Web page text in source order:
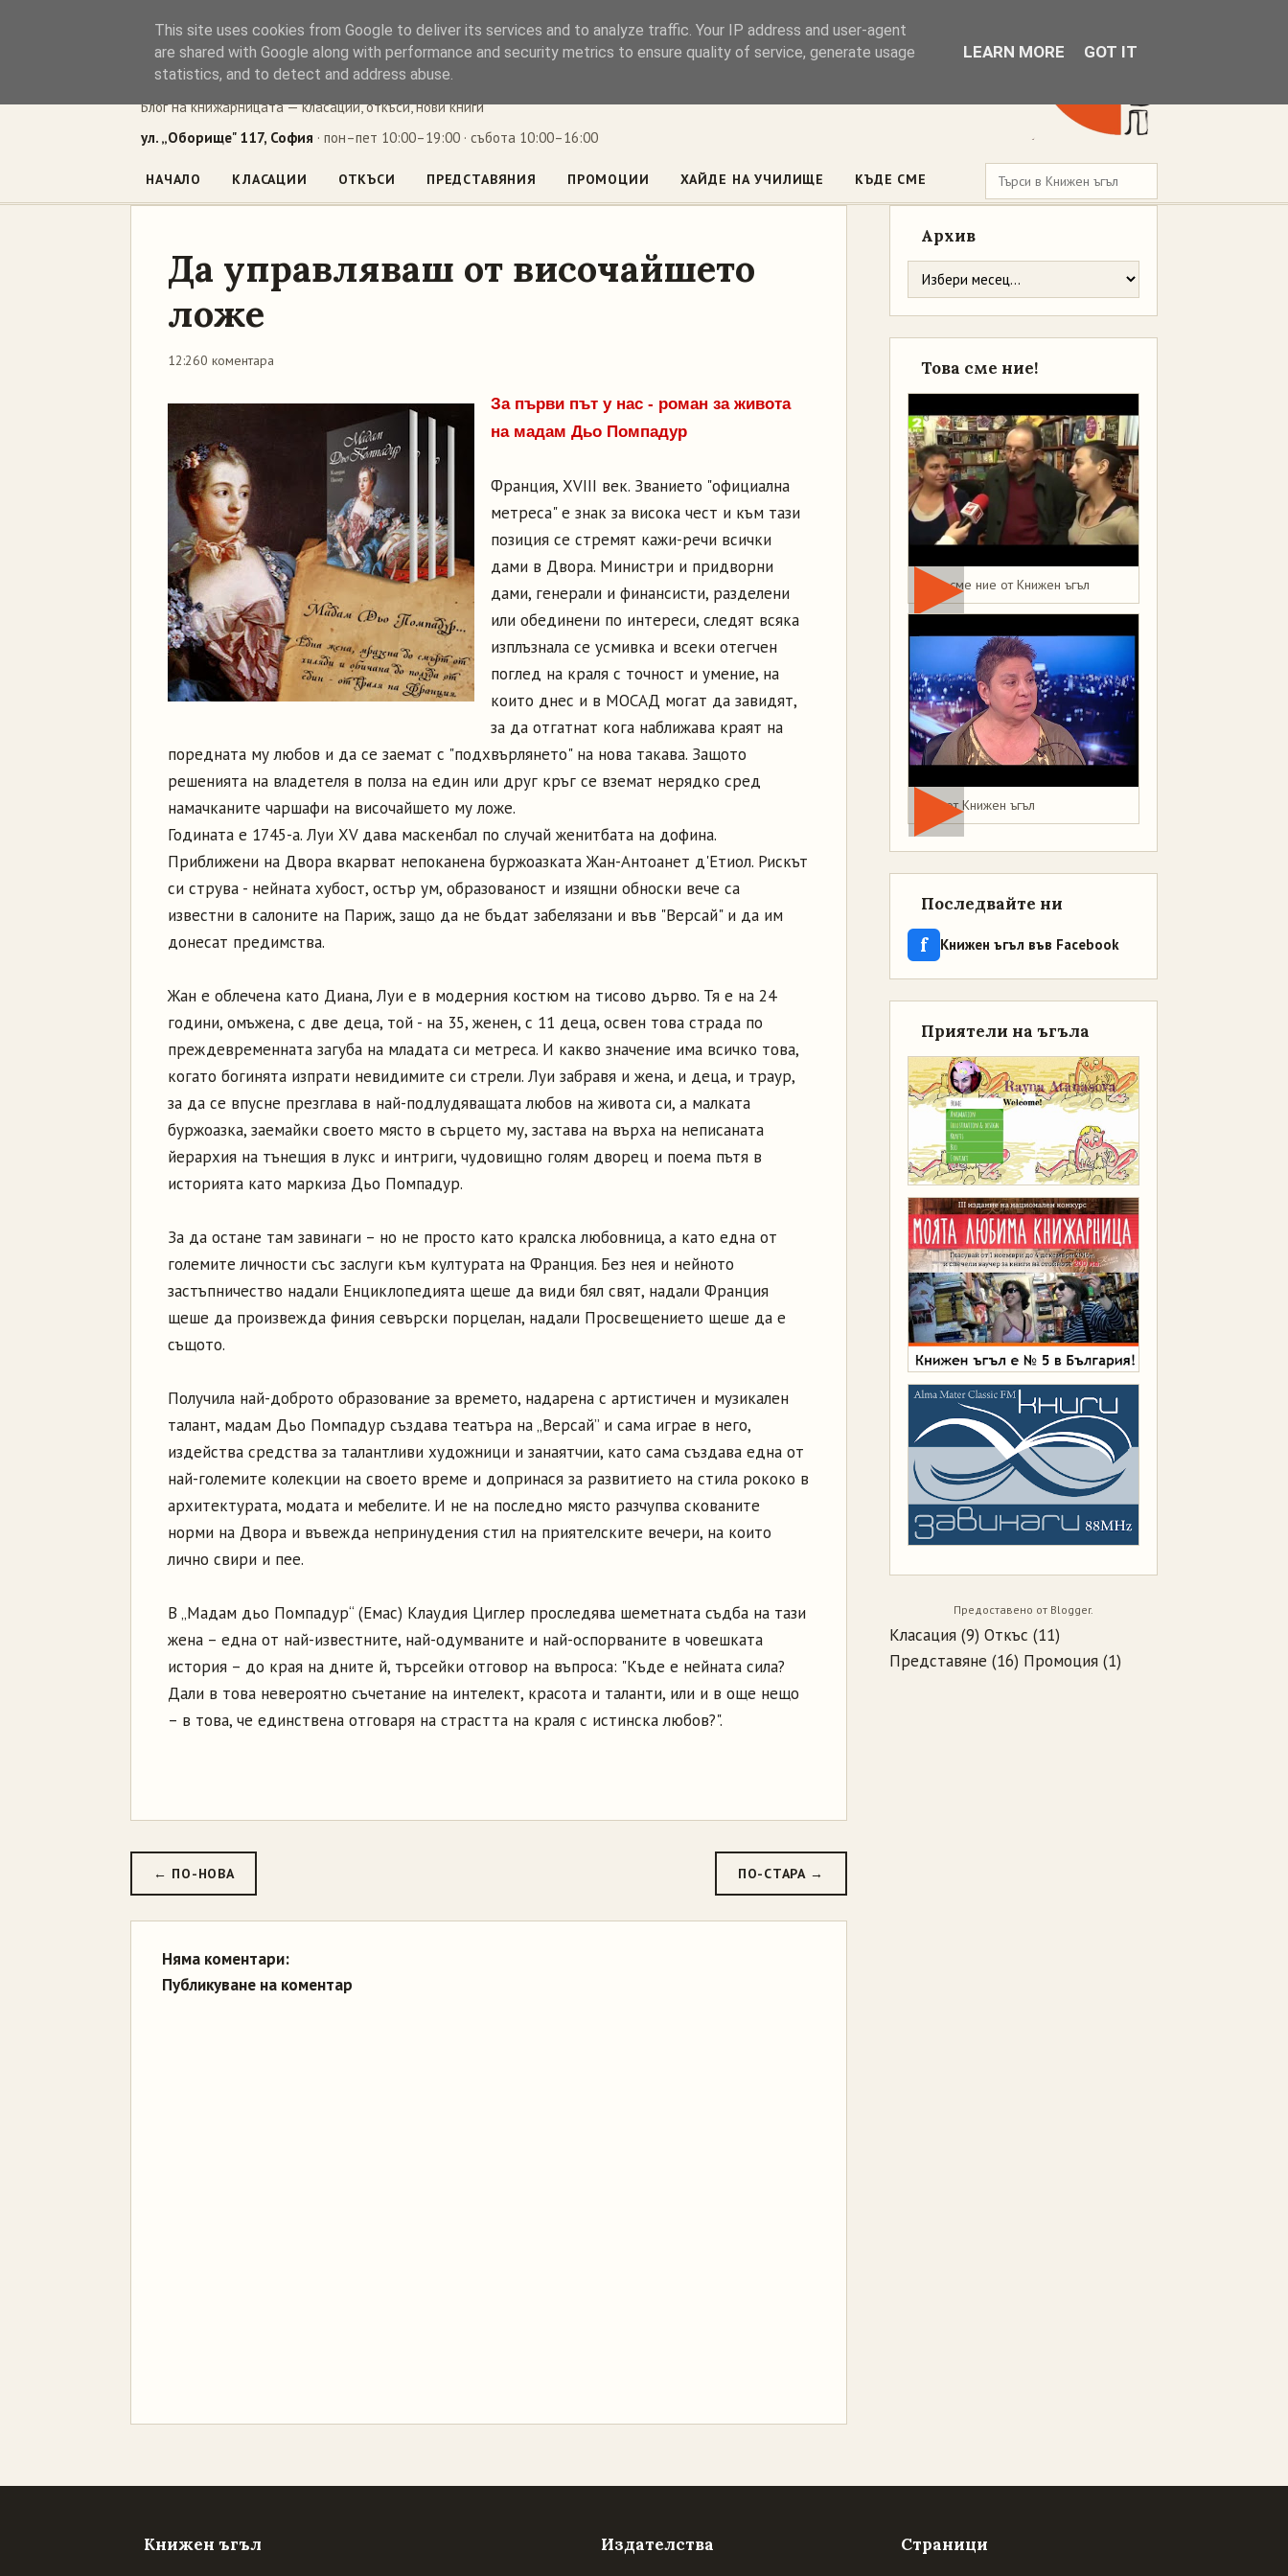
Книжен ъгъл
Блог на книжарницата — класации, откъси, нови книги
ул. „Оборище" 117, София · пон–пет 10:00–19:00 · събота 10:00–16:00
НАЧАЛО КЛАСАЦИИ ОТКЪСИ ПРЕДСТАВЯНИЯ ПРОМОЦИИ ХАЙДЕ НА УЧИЛИЩЕ КЪДЕ СМЕ
Да управляваш от височайшето
ложе
12:260 коментара
За първи път у нас - роман за живота
на мадам Дьо Помпадур
Франция, XVIII век. Званието "официална
метреса" е знак за висока чест и към тази
позиция се стремят кажи-речи всички
дами в Двора. Министри и придворни
дами, генерали и финансисти, разделени
или обединени по интереси, следят всяка
изплъзнала се усмивка и всеки отегчен
поглед на краля с точност и умение, на
които днес и в МОСАД могат да завидят,
за да отгатнат кога наближава краят на
поредната му любов и да се заемат с "подхвърлянето" на нова такава. Защото
решенията на владетеля в полза на един или друг кръг се вземат нерядко сред
намачканите чаршафи на височайшето му ложе.
Годината е 1745-а. Луи XV дава маскенбал по случай женитбата на дофина.
Приближени на Двора вкарват непоканена буржоазката Жан-Антоанет д'Етиол. Рискът
си струва - нейната хубост, остър ум, образованост и изящни обноски вече са
известни в салоните на Париж, защо да не бъдат забелязани и във "Версай" и да им
донесат предимства.
Жан е облечена като Диана, Луи е в модерния костюм на тисово дърво. Тя е на 24
години, омъжена, с две деца, той - на 35, женен, с 11 деца, освен това страда по
преждевременната загуба на младата си метреса. И какво значение има всичко това,
когато богинята изпрати невидимите си стрели. Луи забравя и жена, и деца, и траур,
за да се впусне презглава в най-подлудяващата любов на живота си, а малката
буржоазка, заемайки своето място в сърцето му, застава на върха на неписаната
йерархия на тънещия в лукс и интриги, чудовищно голям дворец и поема пътя в
историята като маркиза Дьо Помпадур.
За да остане там завинаги – но не просто като кралска любовница, а като една от
големите личности със заслуги към културата на Франция. Без нея и нейното
застъпничество надали Енциклопедията щеше да види бял свят, надали Франция
щеше да произвежда финия севърски порцелан, надали Просвещението щеше да е
същото.
Получила най-доброто образование за времето, надарена с артистичен и музикален
талант, мадам Дьо Помпадур създава театъра на „Версай” и сама играе в него,
издейства средства за талантливи художници и занаятчии, като сама създава една от
най-големите колекции на своето време и допринася за развитието на стила рококо в
архитектурата, модата и мебелите. И не на последно място разчупва скованите
норми на Двора и въвежда непринудения стил на приятелските вечери, на които
лично свири и пее.
В „Мадам дьо Помпадур“ (Емас) Клаудия Циглер проследява шеметната съдба на тази
жена – една от най-известните, най-одумваните и най-оспорваните в човешката
история – до края на дните й, търсейки отговор на въпроса: "Къде е нейната сила?
Дали в това невероятно съчетание на интелект, красота и таланти, или и в още нещо
– в това, че единствена отговаря на страстта на краля с истинска любов?".
← ПО-НОВА ПО-СТАРА →
Няма коментари:
Публикуване на коментар
Архив
Това сме ние!
Това сме ние от Книжен ъгъл
Мая от Книжен ъгъл
Последвайте ни
f Книжен ъгъл във Facebook
Приятели на ъгъла
Предоставено от Blogger.
Класация (9) Откъс (11)
Представяне (16) Промоция (1)
Книжен ъгъл Издателства Страници
This site uses cookies from Google to deliver its services and to analyze traffic. Your IP address and user-agent
are shared with Google along with performance and security metrics to ensure quality of service, generate usage
statistics, and to detect and address abuse.
LEARN MORE GOT IT